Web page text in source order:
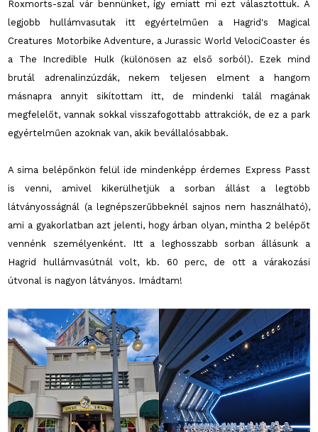
Roxmorts-szal vár bennünket, így emiatt mi ezt választottuk. A
legjobb hullámvasutak itt egyértelműen a Hagrid's Magical
Creatures Motorbike Adventure, a Jurassic World VelociCoaster és
a The Incredible Hulk (különösen az első sorból). Ezek mind
brutál adrenalinzúzdák, nekem teljesen elment a hangom
másnapra annyit sikítottam itt, de mindenki talál magának
megfelelőt, vannak sokkal visszafogottabb attrakciók, de ez a park
egyértelműen azoknak van, akik bevállalósabbak.
A sima belépőnkön felül ide mindenképp érdemes Express Passt
is venni, amivel kikerülhetjük a sorban állást a legtöbb
látványosságnál (a legnépszerűbbeknél sajnos nem használható),
ami a gyakorlatban azt jelenti, hogy árban olyan, mintha 2 belépőt
vennénk személyenként. Itt a leghosszabb sorban állásunk a
Hagrid hullámvasútnál volt, kb. 60 perc, de ott a várakozási
útvonal is nagyon látványos. Imádtam!